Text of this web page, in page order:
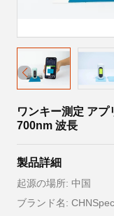
ワンキー測定 アプ
700nm 波長
製品詳細
起源の場所: 中国
ブランド名: CHNSpec